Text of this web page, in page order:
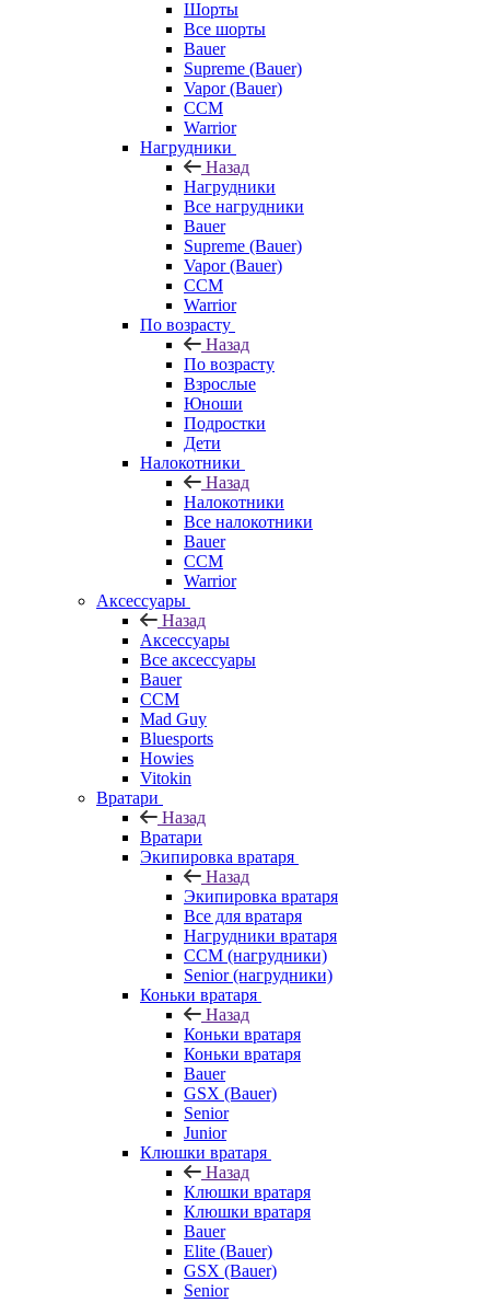
Шорты
Все шорты
Bauer
Supreme (Bauer)
Vapor (Bauer)
CCM
Warrior
Нагрудники
Назад
Нагрудники
Все нагрудники
Bauer
Supreme (Bauer)
Vapor (Bauer)
CCM
Warrior
По возрасту
Назад
По возрасту
Взрослые
Юноши
Подростки
Дети
Налокотники
Назад
Налокотники
Все налокотники
Bauer
CCM
Warrior
Аксессуары
Назад
Аксессуары
Все аксессуары
Bauer
CCM
Mad Guy
Bluesports
Howies
Vitokin
Вратари
Назад
Вратари
Экипировка вратаря
Назад
Экипировка вратаря
Все для вратаря
Нагрудники вратаря
CCM (нагрудники)
Senior (нагрудники)
Коньки вратаря
Назад
Коньки вратаря
Коньки вратаря
Bauer
GSX (Bauer)
Senior
Junior
Клюшки вратаря
Назад
Клюшки вратаря
Клюшки вратаря
Bauer
Elite (Bauer)
GSX (Bauer)
Senior